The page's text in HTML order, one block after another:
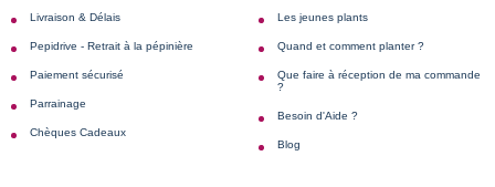
Livraison & Délais
Pepidrive - Retrait à la pépinière
Paiement sécurisé
Parrainage
Chèques Cadeaux
Les jeunes plants
Quand et comment planter ?
Que faire à réception de ma commande
?
Besoin d'Aide ?
Blog